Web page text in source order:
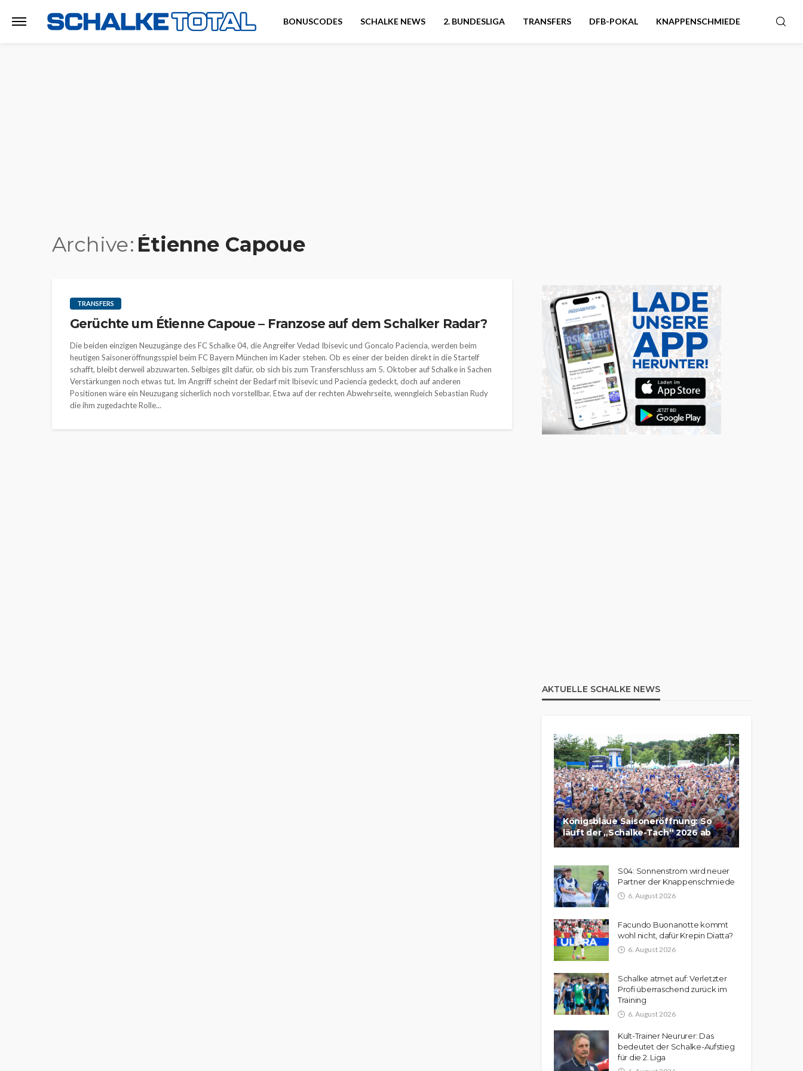
BONUSCODES SCHALKE NEWS 2. BUNDESLIGA TRANSFERS DFB-POKAL KNAPPENSCHMIEDE
Archive Étienne Capoue
TRANSFERS
Gerüchte um Étienne Capoue – Franzose auf dem Schalker Radar?
Die beiden einzigen Neuzugänge des FC Schalke 04, die Angreifer Vedad Ibisevic und Goncalo Paciencia, werden beim
heutigen Saisoneröffnungsspiel beim FC Bayern München im Kader stehen. Ob es einer der beiden direkt in die Startelf
schafft, bleibt derweil abzuwarten. Selbiges gilt dafür, ob sich bis zum Transferschluss am 5. Oktober auf Schalke in Sachen
Verstärkungen noch etwas tut. Im Angriff scheint der Bedarf mit Ibisevic und Paciencia gedeckt, doch auf anderen
Positionen wäre ein Neuzugang sicherlich noch vorstellbar. Etwa auf der rechten Abwehrseite, wenngleich Sebastian Rudy
die ihm zugedachte Rolle...
AKTUELLE SCHALKE NEWS
Königsblaue Saisoneröffnung: So
läuft der „Schalke-Tach“ 2026 ab
S04: Sonnenstrom wird neuer
Partner der Knappenschmiede
6. August 2026
Facundo Buonanotte kommt
wohl nicht, dafür Krepin Diatta?
6. August 2026
Schalke atmet auf: Verletzter
Profi überraschend zurück im
Training
6. August 2026
Kult-Trainer Neururer: Das
bedeutet der Schalke-Aufstieg
für die 2. Liga